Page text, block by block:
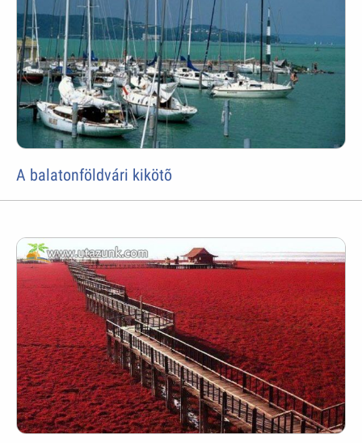
A balatonföldvári kikötõ